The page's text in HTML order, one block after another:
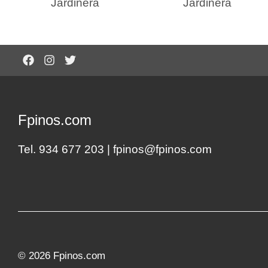
Jardinera Jardinera
Fpinos.com
Tel. 934 677 203 | fpinos@fpinos.com
© 2026 Fpinos.com